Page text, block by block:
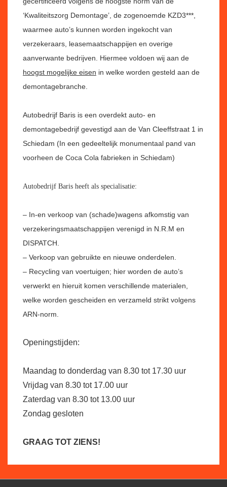
‘Kwaliteitszorg Demontage’, de zogenoemde KZD3***,
waarmee auto’s kunnen worden ingekocht van
verzekeraars, leasemaatschappijen en overige
aanverwante bedrijven. Hiermee voldoen wij aan de
hoogst mogelijke eisen in welke worden gesteld aan de
demontagebranche.
Autobedrijf Baris is een overdekt auto- en
demontagebedrijf gevestigd aan de Van Cleeffstraat 1 in
Schiedam (In een gedeeltelijk monumentaal pand van
voorheen de Coca Cola fabrieken in Schiedam)
Autobedrijf Baris heeft als specialisatie:
– In-en verkoop van (schade)wagens afkomstig van
verzekeringsmaatschappijen verenigd in N.R.M en
DISPATCH.
– Verkoop van gebruikte en nieuwe onderdelen.
– Recycling van voertuigen; hier worden de auto’s
verwerkt en hieruit komen verschillende materialen,
welke worden gescheiden en verzameld strikt volgens
ARN-norm.
Openingstijden:
Maandag to donderdag van 8.30 tot 17.30 uur
Vrijdag van 8.30 tot 17.00 uur
Zaterdag van 8.30 tot 13.00 uur
Zondag gesloten
GRAAG TOT ZIENS!